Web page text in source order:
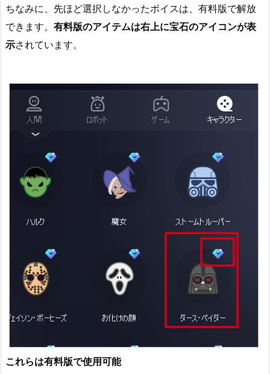
ちなみに、先ほど選択しなかったボイスは、有料版で解放
できます。 有料版のアイテムは右上に宝石のアイコンが表
示されています。
これらは有料版で使用可能